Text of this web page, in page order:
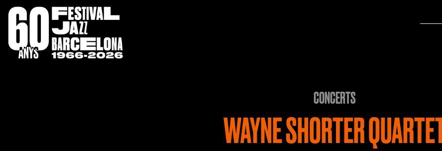
CONCERTS
WAYNE SHORTER